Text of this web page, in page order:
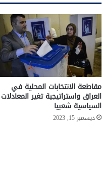
مقاطعة الانتخابات المحلية في
العراق واستراتيجية تغير المعادلات
السياسية شعبيا
ديسمبر 15, 2023